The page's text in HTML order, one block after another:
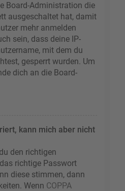
Board-Administration die
ausgeschaltet hat, damit
mehr anmelden
sein, dass deine IP-
mit dem du
gesperrt wurden. Um
dich an die Board-
kann mich aber nicht
den richtigen
richtige Passwort
diese stimmen, dann
Wenn COPPA